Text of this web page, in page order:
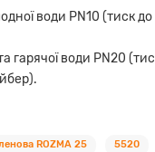
води PN10 (тиск
гарячої води PN20
ROZMA 25 5520